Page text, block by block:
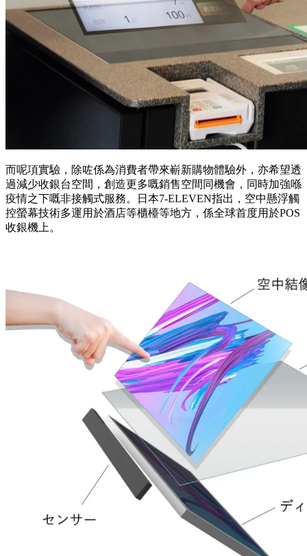
而呢項實驗，除咗係為消費者帶來嶄新購物體驗外，亦希望透
過減少收銀台空間，創造更多嘅銷售空間同機會，同時加強喺
疫情之下嘅非接觸式服務。日本7-ELEVEN指出，空中懸浮觸
控螢幕技術多運用於酒店等櫃檯等地方，係全球首度用於POS
收銀機上。